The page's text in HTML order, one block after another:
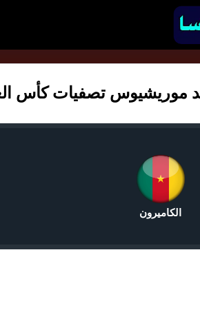
موريشيوس تصفيات كأس العالم:
الكاميرون